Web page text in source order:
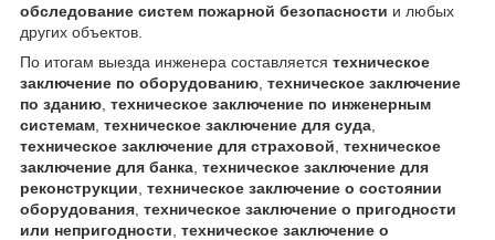
обследование систем пожарной безопасности и любых
других объектов.
По итогам выезда инженера составляется техническое
заключение по оборудованию техническое заключение
по зданию техническое заключение по инженерным
системам техническое заключение для суда
техническое заключение для страховой техническое
заключение для банка техническое заключение для
реконструкции техническое заключение о состоянии
оборудования техническое заключение о пригодности
или непригодности техническое заключение о